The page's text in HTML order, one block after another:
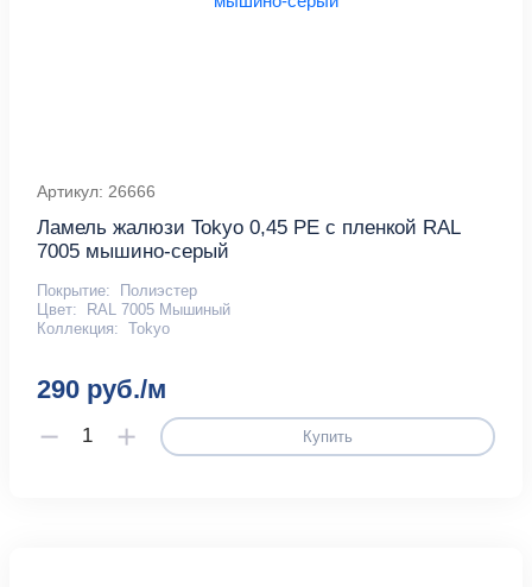
Артикул: 26666
Ламель жалюзи Tokyo 0,45 PE с пленкой RAL
7005 мышино-серый
Покрытие:
Полиэстер
Цвет:
RAL 7005 Мышиный
Коллекция: Tokyo
290 руб./м
Купить